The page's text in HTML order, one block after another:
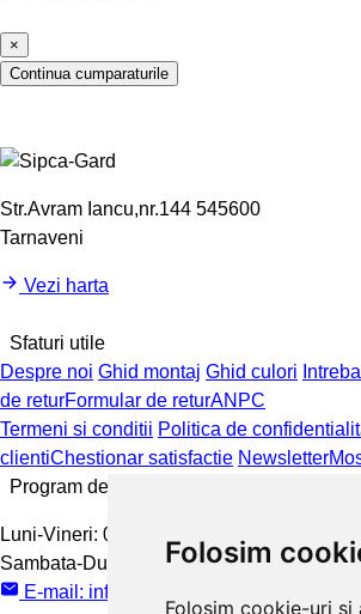
Folosim
Folosim cookie-uri și
×
Continua cumparaturile
Str.Avram Iancu,nr.144 545600
Tarnaveni
Vezi harta
Sfaturi utile
Despre noi Ghid montaj Ghid culori
de returFormular de returANPC
Termeni si conditii Politica de
clientiChestionar satisfactie Newsletter
Program de lucru
Luni-Vineri: 08:00 - 16:00
Sambata-Duminica:inchis
E-mail: info@sipca-gard.ro